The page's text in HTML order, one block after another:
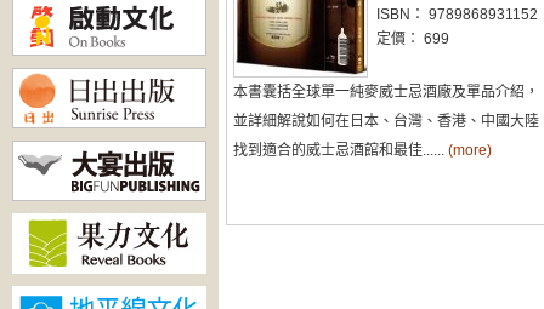
ISBN： 9789868931152
定價： 699
本書囊括全球單一純麥威士忌酒廠及單品介紹，
並詳細解說如何在日本、台灣、香港、中國大陸
找到適合的威士忌酒館和最佳...... (more)